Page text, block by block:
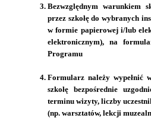
Bezwzględnym warunkiem
przez szkołę do wybranych
w formie papierowej i/lub
elektronicznym), na
Programu
Formularz należy wypełnić
szkołę bezpośrednie
terminu wizyty, liczby
(np. warsztatów, lekcji